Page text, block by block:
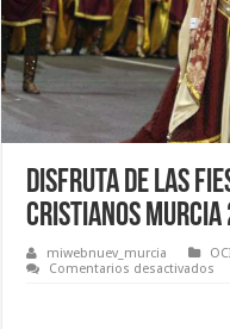
Disfruta de las
Cristianos Murcia
miwebnuev_murcia
Comentarios desactivados